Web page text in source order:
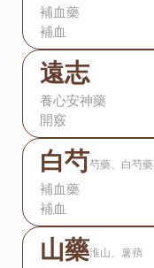
補血藥
補血
遠志
養心安神藥
開竅
白芍芍藥、白芍藥
補血藥
補血
山藥淮山、薯蕷